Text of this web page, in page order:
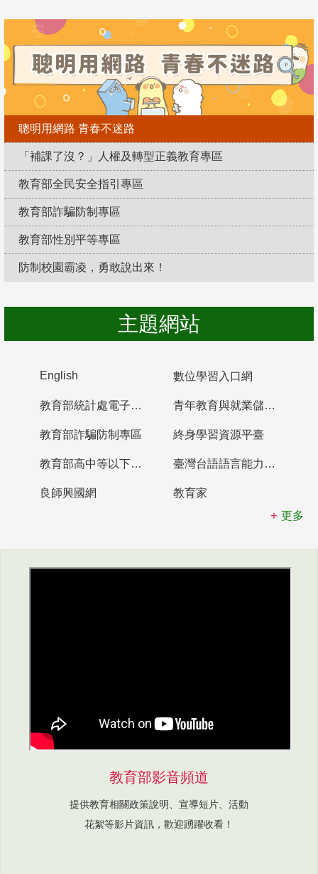
聰明用網路 青春不迷路
「補課了沒？」人權及轉型正義教育專區
教育部全民安全指引專區
教育部詐騙防制專區
教育部性別平等專區
防制校園霸凌，勇敢說出來！
主題網站
English 數位學習入口網
教育部統計處電子書櫃 青年教育與就業儲蓄帳戶
教育部詐騙防制專區 終身學習資源平臺
教育部高中等以下學校及幼兒園教師資格檢定考試 臺灣台語語言能力認證網站
良師興國網
教育家
更多
教育部影音頻道
提供教育相關政策說明、宣導短片、活動
花絮等影片資訊，歡迎踴躍收看！